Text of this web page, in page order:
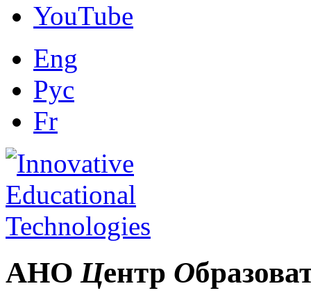
YouTube
Eng
Рус
Fr
АНО Центр О